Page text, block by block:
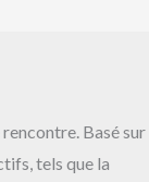
Basé sur
tels que la